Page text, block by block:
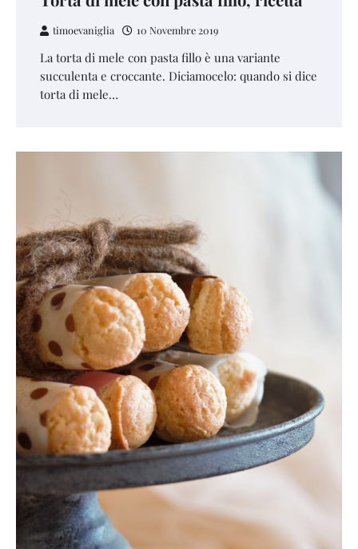
timoevaniglia 10 Novembre 2019
La torta di mele con pasta fillo è una variante
succulenta e croccante. Diciamocelo: quando si dice
torta di mele…